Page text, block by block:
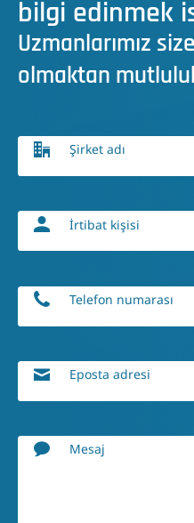
bilgi edinmek
Uzmanlarımız
olmaktan
Şirket adı
İrtibat kişisi
Telefon numarası
Eposta adresi
Mesaj